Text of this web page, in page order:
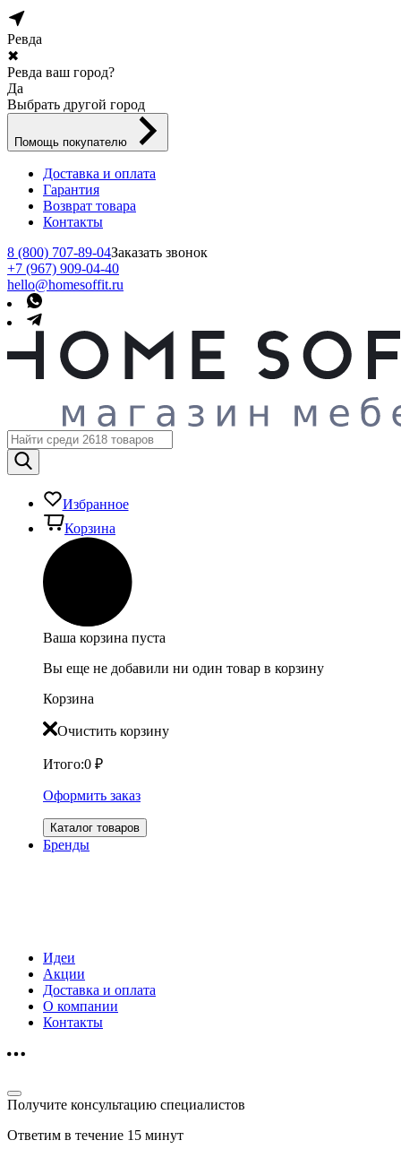
Ревда
✖
Ревда ваш город?
Да
Выбрать другой город
Помощь покупателю
Доставка и оплата
Гарантия
Возврат товара
Контакты
8 (800) 707-89-04Заказать звонок
+7 (967) 909-04-40
hello@homesoffit.ru
Избранное
Корзина
Ваша корзина пуста
Вы еще не добавили ни один товар в корзину
Корзина
Очистить корзину
Итого:0 ₽
Оформить заказ
Каталог товаров
Бренды
Идеи
Акции
Доставка и оплата
О компании
Контакты
Получите консультацию специалистов
Ответим в течение 15 минут